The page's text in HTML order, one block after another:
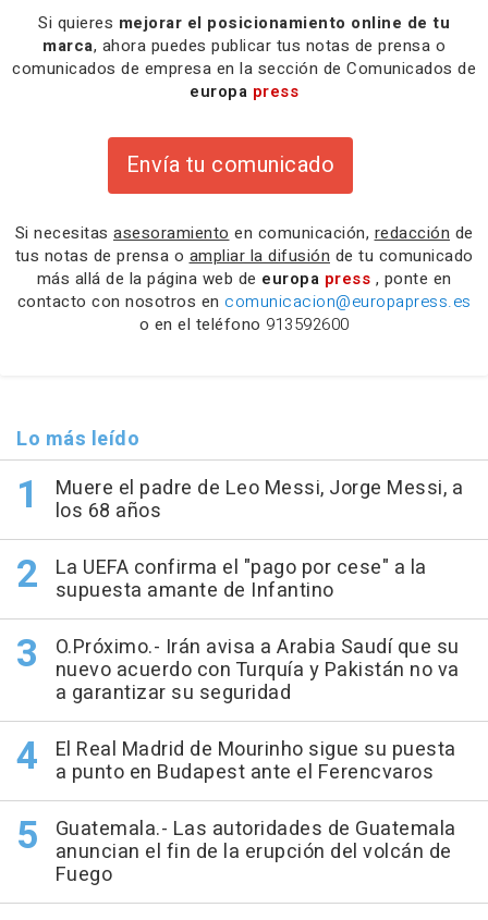
Si quieres mejorar el posicionamiento online de tu
marca, ahora puedes publicar tus notas de prensa o
comunicados de empresa en la sección de Comunicados de
europa press
Envía tu comunicado
Si necesitas asesoramiento en comunicación, redacción de
tus notas de prensa o ampliar la difusión de tu comunicado
más allá de la página web de europa press , ponte en
contacto con nosotros en comunicacion@europapress.es
o en el teléfono 913592600
Lo más leído
Muere el padre de Leo Messi, Jorge Messi, a
los 68 años
La UEFA confirma el "pago por cese" a la
supuesta amante de Infantino
O.Próximo.- Irán avisa a Arabia Saudí que su
nuevo acuerdo con Turquía y Pakistán no va
a garantizar su seguridad
El Real Madrid de Mourinho sigue su puesta
a punto en Budapest ante el Ferencvaros
Guatemala.- Las autoridades de Guatemala
anuncian el fin de la erupción del volcán de
Fuego